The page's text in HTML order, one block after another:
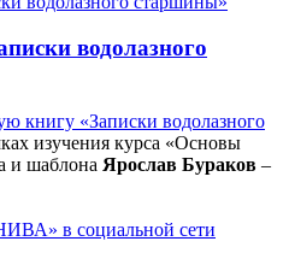
водолазного
книгу «Записки водолазного
изучения курса «Основы
и шаблона Ярослав Бураков –